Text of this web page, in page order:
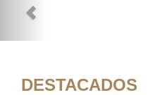
DESTACADOS